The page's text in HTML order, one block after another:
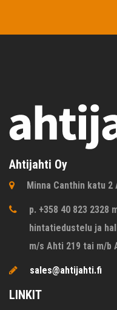
Ahtijahti Oy
Minna Canthin katu 2
p. +358 40 823 2328
hintatiedustelu ja
m/s Ahti 219 tai m/b
sales@ahtijahti.fi
LINKIT